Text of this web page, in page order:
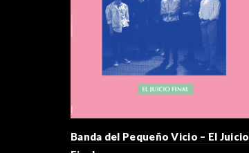
Banda del Pequeño Vicio – El Juicio